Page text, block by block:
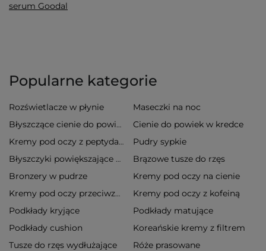
serum Goodal
Popularne kategorie
Rozświetlacze w płynie Maseczki na noc
Błyszczące cienie do powiek Cienie do powiek w kredce
Kremy pod oczy z peptydami Pudry sypkie
Błyszczyki powiększające usta
Brązowe tusze do rzęs
Bronzery w pudrze
Kremy pod oczy na cienie
Kremy pod oczy przeciwzmarszczkowe
Kremy pod oczy z kofeiną
Podkłady kryjące
Podkłady matujące
Podkłady cushion
Koreańskie kremy z filtrem
Tusze do rzęs wydłużające
Róże prasowane